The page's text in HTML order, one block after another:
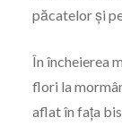
păcatelor și
În încheierea
flori la
aflat în fața